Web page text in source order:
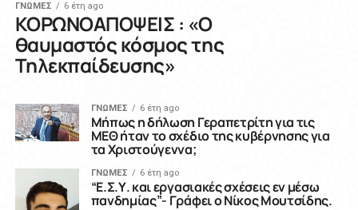
ΓΝΩΜΕΣ 6 έτη ago
ΚΟΡΩΝΟΑΠΟΨΕΙΣ : «Ο
θαυμαστός κόσμος της
Τηλεκπαίδευσης»
ΓΝΩΜΕΣ 6 έτη ago
Μήπως η δήλωση Γεραπετρίτη για τις
ΜΕΘ ήταν το σχέδιο της κυβέρνησης για
τα Χριστούγεννα;
ΓΝΩΜΕΣ 6 έτη ago
“Ε.Σ.Υ. και εργασιακές σχέσεις εν μέσω
πανδημίας”- Γράφει ο Νίκος Μουτσίδης.